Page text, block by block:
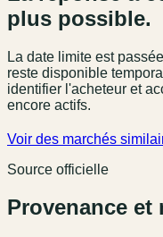
plus possible.
La date limite est passée
reste disponible
identifier l'acheteur et
encore actifs.
Voir des marchés
Source officielle
Provenance et